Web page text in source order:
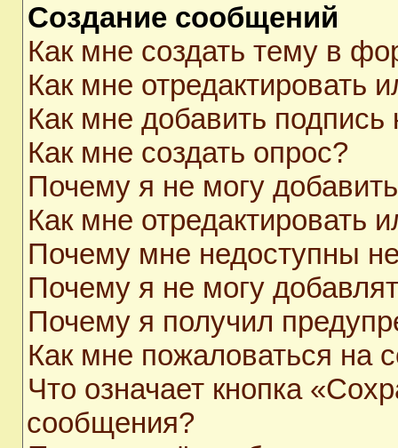
Создание сообщений
Как мне создать тему в
Как мне отредактировать
Как мне добавить
Как мне создать опрос?
Почему я не могу
Как мне отредактировать
Почему мне недоступны
Почему я не могу
Почему я получил
Как мне пожаловаться на
Что означает кнопка
сообщения?